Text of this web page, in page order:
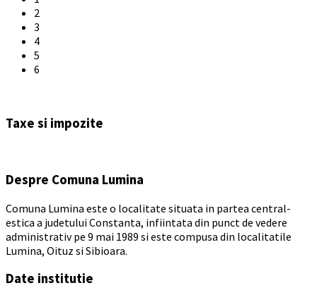
2
3
4
5
6
calendar
Taxe si impozite
Despre Comuna Lumina
Comuna Lumina este o localitate situata in partea central-
estica a judetului Constanta, infiintata din punct de vedere
administrativ pe 9 mai 1989 si este compusa din localitatile
Lumina, Oituz si Sibioara.
Date institutie